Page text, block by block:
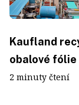
Kaufland
obalové
2 minuty čtení